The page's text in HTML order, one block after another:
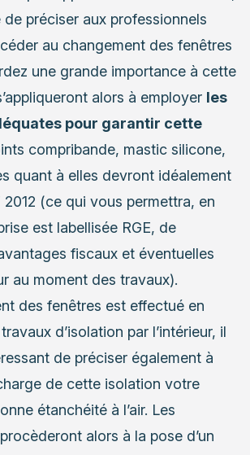
de préciser aux professionnels
au changement des fenêtres
une grande importance à cette
alors à employer les
pour garantir cette
compribande, mastic silicone,
quant à elles devront idéalement
2012 (ce qui vous permettra, en
est labellisée RGE, de
fiscaux et éventuelles
au moment des travaux).
des fenêtres est effectué en
d’isolation par l’intérieur, il
de préciser également à
de cette isolation votre
étanchéité à l’air. Les
alors à la pose d’un